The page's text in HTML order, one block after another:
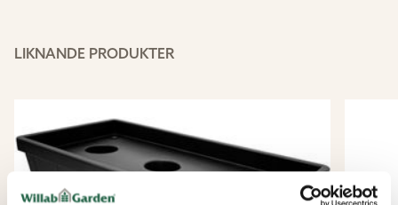
LIKNANDE PRODUKTER